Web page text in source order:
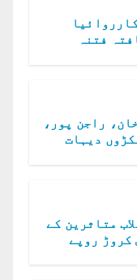
فتنہ
راجن پور،
دیہات
متاثرین کے
کروڑ روپے